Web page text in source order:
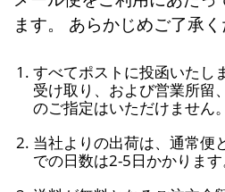
ます。 あらかじめご了承く
すべてポストに投函いたし
受け取り、および営業所留
のご指定はいただけません。
当社よりの出荷は、通常便
での日数は2-5日かかります